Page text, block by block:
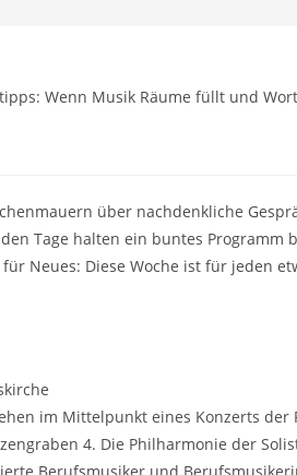
über nachdenkliche
Tage halten ein buntes Programm
Neues: Diese Woche ist für jeden
im Mittelpunkt eines Konzerts
4. Die Philharmonie der